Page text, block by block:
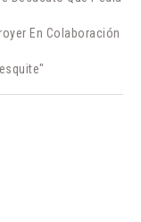
En Colaboración